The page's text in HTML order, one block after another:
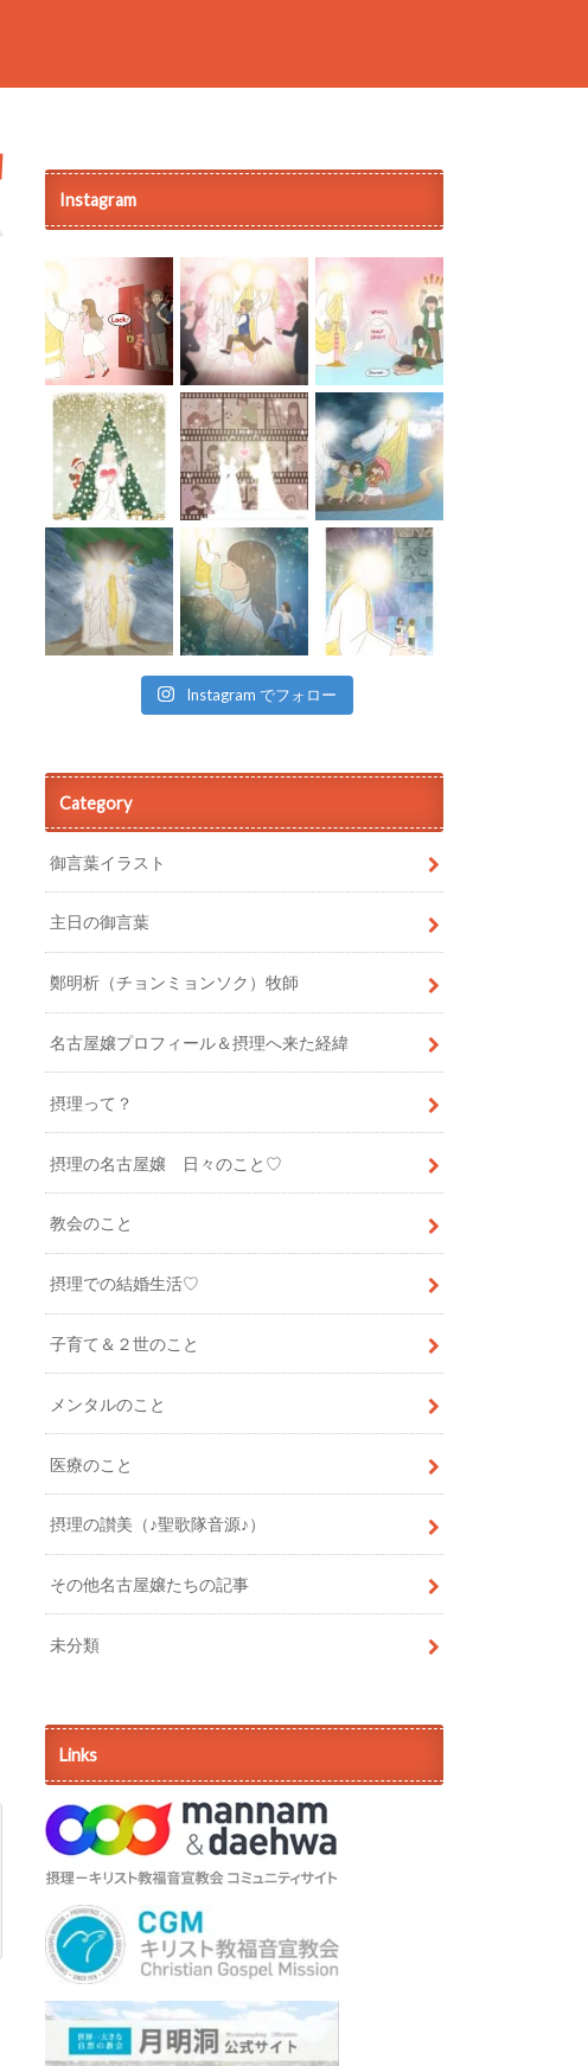
Instagram
Instagram でフォロー
Category
御言葉イラスト
主日の御言葉
鄭明析（チョンミョンソク）牧師
名古屋嬢プロフィール＆摂理へ来た経緯
摂理って？
摂理の名古屋嬢 日々のこと♡
教会のこと
摂理での結婚生活♡
子育て＆２世のこと
メンタルのこと
医療のこと
摂理の讃美（♪聖歌隊音源♪）
その他名古屋嬢たちの記事
未分類
Links